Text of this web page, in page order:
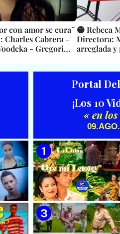
con amor se cura¨
Cabrera -
- Gregori
🟡 Rebeca
Directora:
arreglada y
Portal
¡Los 10
« en